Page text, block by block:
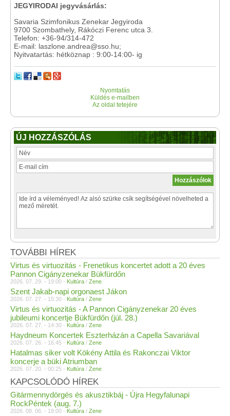
JEGYIRODAI jegyvásárlás:
Savaria Szimfonikus Zenekar Jegyiroda
9700 Szombathely, Rákóczi Ferenc utca 3.
Telefon: +36-94/314-472
E-mail: laszlone.andrea@sso.hu;
Nyitvatartás: hétköznap : 9:00-14:00- ig
Nyomtatás
Küldés e-mailben
Az oldal tetejére
ÚJ HOZZÁSZÓLÁS
TOVÁBBI HÍREK
Virtus és virtuozitás - Frenetikus koncertet adott a 20 éves
Pannon Cigányzenekar Bükfürdőn
2026. 07. 29. - 19:00 - Kultúra / Zene
Szent Jakab-napi orgonaest Jákon
2026. 07. 27. - 15:30 - Kultúra / Zene
Virtus és virtuozitás - A Pannon Cigányzenekar 20 éves
jubileumi koncertje Bükfürdőn (júl. 28.)
2026. 07. 27. - 14:30 - Kultúra / Zene
Haydneum Koncertek Eszterházán a Capella Savariával
2026. 07. 26. - 16:45 - Kultúra / Zene
Hatalmas siker volt Kökény Attila és Rakonczai Viktor
koncerje a büki Atriumban
2026. 07. 20. - 00:25 - Kultúra / Zene
KAPCSOLÓDÓ HÍREK
Gitármennydörgés és akusztikbáj - Újra Hegyfalunapi
RockPéntek (aug. 7.)
2026. 08. 06. - 18:00 - Kultúra / Zene